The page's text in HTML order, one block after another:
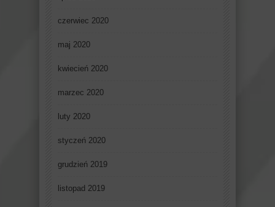
czerwiec 2020
maj 2020
kwiecień 2020
marzec 2020
luty 2020
styczeń 2020
grudzień 2019
listopad 2019